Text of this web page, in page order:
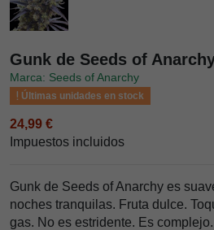
Gunk de Seeds of
Marca: Seeds of Anarchy
Últimas unidades en stock
24,99 €
Impuestos incluidos
Gunk de Seeds of Anarchy es
noches tranquilas. Fruta dulce.
gas. No es estridente. Es